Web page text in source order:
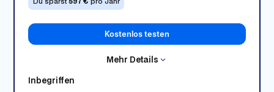
Kostenlos testen
Mehr Details
Inbegriffen